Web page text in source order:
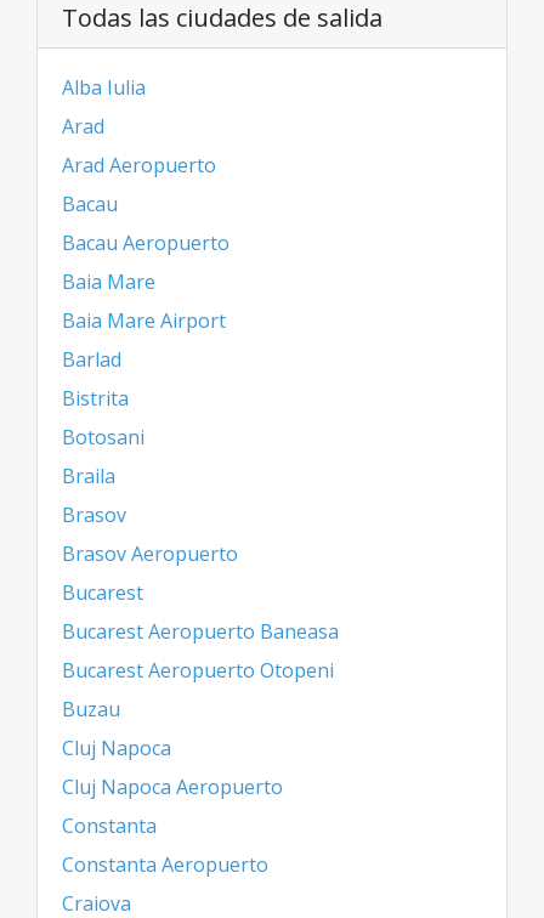
Todas las ciudades de salida
Alba Iulia
Arad
Arad Aeropuerto
Bacau
Bacau Aeropuerto
Baia Mare
Baia Mare Airport
Barlad
Bistrita
Botosani
Braila
Brasov
Brasov Aeropuerto
Bucarest
Bucarest Aeropuerto Baneasa
Bucarest Aeropuerto Otopeni
Buzau
Cluj Napoca
Cluj Napoca Aeropuerto
Constanta
Constanta Aeropuerto
Craiova